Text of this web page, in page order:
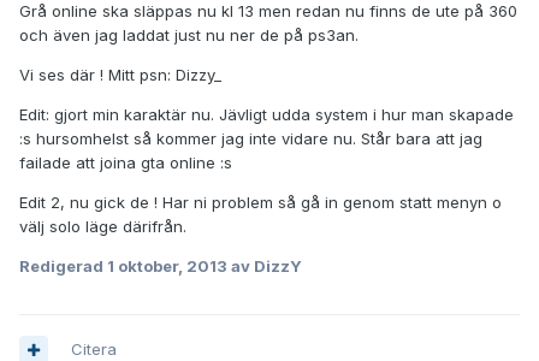
Grå online ska släppas nu kl 13 men redan nu finns de ute på 360
och även jag laddat just nu ner de på ps3an.
Vi ses där ! Mitt psn: Dizzy_
Edit: gjort min karaktär nu. Jävligt udda system i hur man skapade
:s hursomhelst så kommer jag inte vidare nu. Står bara att jag
failade att joina gta online :s
Edit 2, nu gick de ! Har ni problem så gå in genom statt menyn o
välj solo läge därifrån.
Redigerad 1 oktober, 2013 av DizzY
Citera